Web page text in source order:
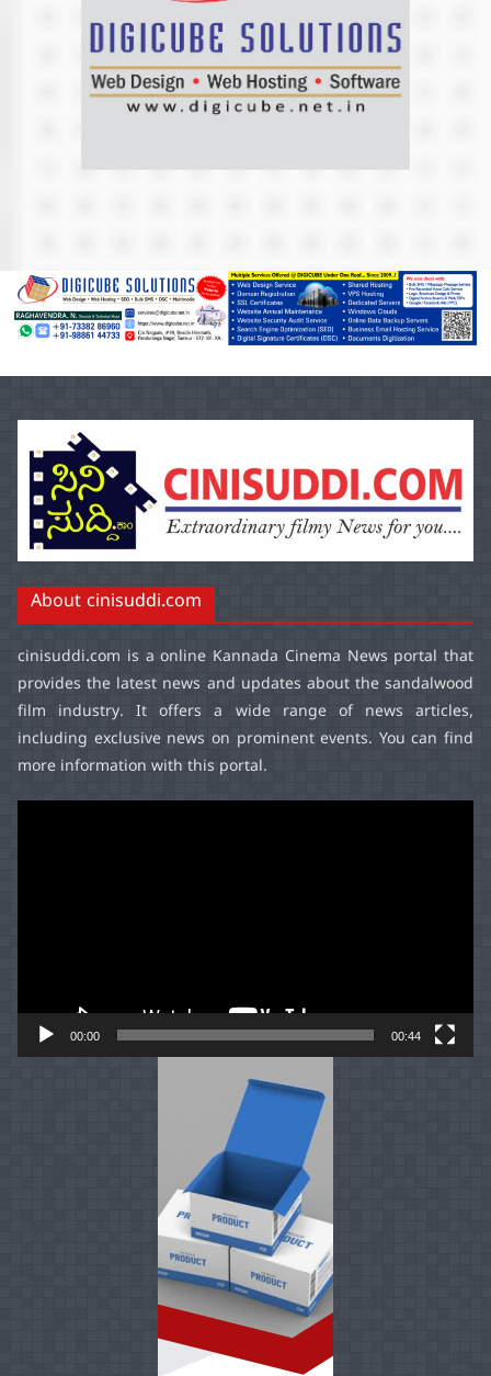
About cinisuddi.com
cinisuddi.com is a online Kannada Cinema News portal that
provides the latest news and updates about the sandalwood
film industry. It offers a wide range of news articles,
including exclusive news on prominent events. You can find
more information with this portal.
00:00 00:44